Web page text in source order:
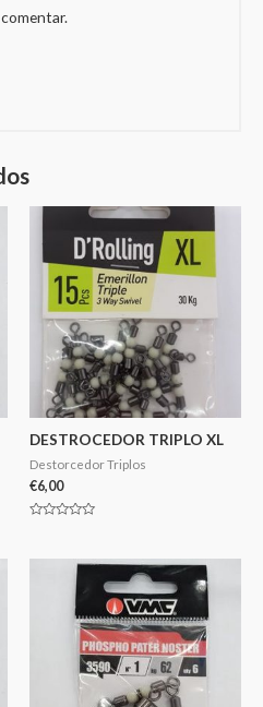
DESTROCEDOR TRIPLO XL
Destorcedor Triplos
€6,00
5